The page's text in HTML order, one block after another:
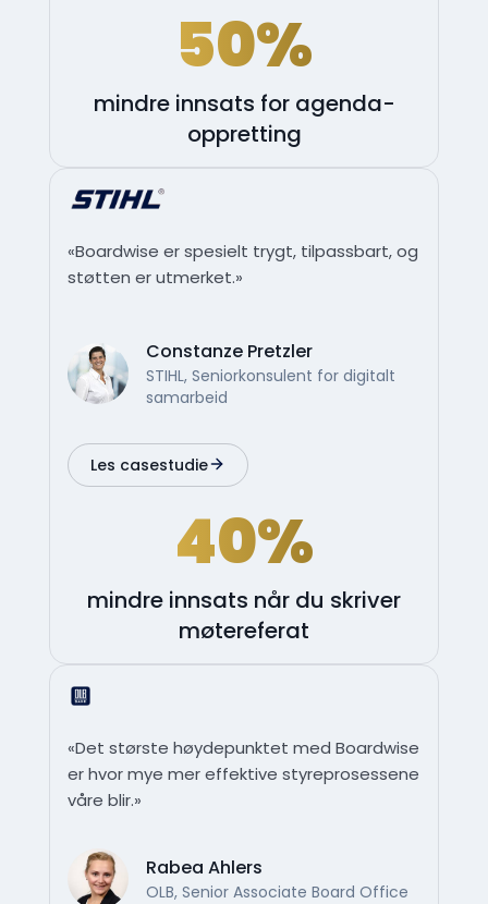
50%
mindre innsats for agenda-
oppretting
«Boardwise er spesielt trygt, tilpassbart, og
støtten er utmerket.»
Constanze Pretzler
STIHL, Seniorkonsulent for digitalt
samarbeid
Les casestudie
40%
mindre innsats når du skriver
møtereferat
«Det største høydepunktet med Boardwise
er hvor mye mer effektive styreprosessene
våre blir.»
Rabea Ahlers
OLB, Senior Associate Board Office